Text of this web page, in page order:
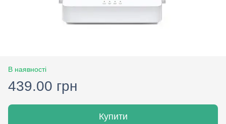
В наявності
439.00 грн
Купити